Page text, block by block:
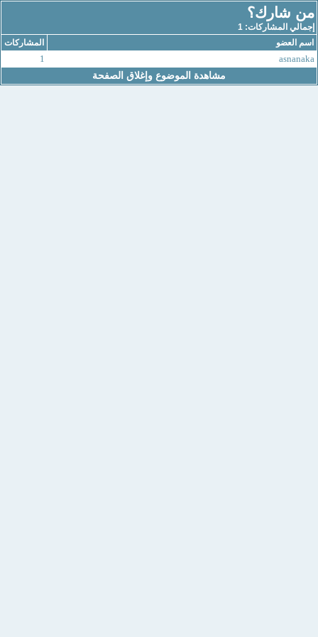
من شارك؟
إجمالي المشاركات: 1
اسم العضو
المشاركات
asnanaka
1
مشاهدة الموضوع وإغلاق الصفحة